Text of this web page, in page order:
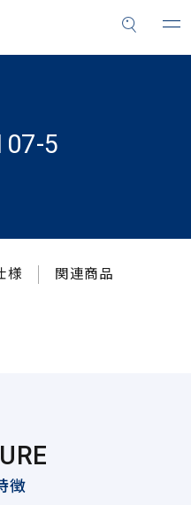
5
様 関連商品
徴